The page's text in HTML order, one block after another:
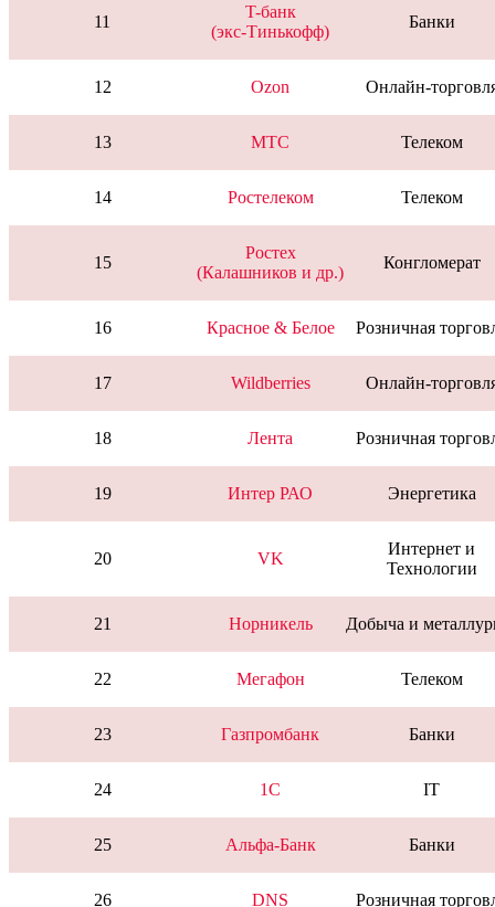
11
T-банк
(экс-Тинькофф)
Банки
12 Ozon Онлайн-
13 МТС Телеком
14 Ростелеком Телеком
15
Ростех
(Калашников и др.)
Конгломерат
16 Красное & Белое Розничная
17 Wildberries Онлайн-
18 Лента Розничная
19 Интер РАО Энергетика
20 VK
Интернет и
Технологии
21 Норникель Добыча и
22 Мегафон Телеком
23 Газпромбанк Банки
24 1C IT
25 Альфа-Банк Банки
26 DNS Розничная